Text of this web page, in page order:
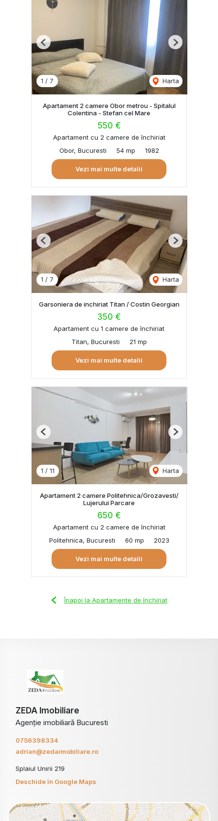
1 / 7 Harta
Previous Next
Apartament 2 camere Obor metrou - Spitalul
Colentina - Stefan cel Mare
550 €
Apartament cu 2 camere de închiriat
Obor, Bucuresti
54 mp 1982
Vezi mai multe detalii
1 / 7 Harta
Previous Next
Garsoniera de inchiriat Titan / Costin Georgian
350 €
Apartament cu 1 camere de închiriat
Titan, Bucuresti
21 mp
Vezi mai multe detalii
1 / 11 Harta
Previous Next
Apartament 2 camere Politehnica/Grozavesti/
Lujerului Parcare
650 €
Apartament cu 2 camere de închiriat
Politehnica, Bucuresti
60 mp 2023
Vezi mai multe detalii
Înapoi la Apartamente de închiriat
ZEDA Imobiliare
Agenție imobiliară Bucuresti
0756398334
adrian@zedaimobiliare.ro
Splaiul Unirii 219
Deschide în Google Maps